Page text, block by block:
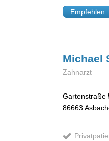
Empfehlen
Michael
Zahnarzt
Gartenstraße
86663